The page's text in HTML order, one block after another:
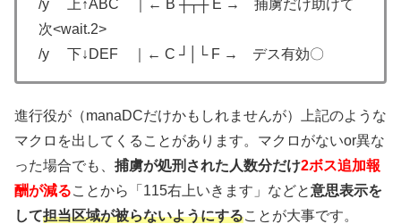
/y 上↑ABC ｜← B ┼┬┼ E → 捕虜だけ助けて
次<wait.2>
/y 下↓DEF ｜← C ┘│└ F → デス有効〇
進行役が（manaDCだけかもしれませんが）上記のような
マクロを出してくることがあります。マクロがないor異な
った場合でも、 捕虜が処刑された人数分だけ2ボス追加報
酬が減ることから「115右上いきます」などと意思表示を
して担当区域が被らないようにすることが大事です。